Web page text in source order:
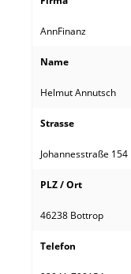
AnnFinanz
Name
Helmut Annutsch
Strasse
Johannesstraße 154
PLZ / Ort
46238 Bottrop
Telefon